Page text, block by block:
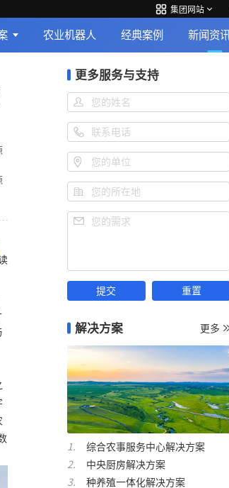
集团网站
农业机器人 经典案例 新闻资讯
更多服务与支持
您的姓名
联系电话
您的单位
您的所在地
您的需求
解决方案 更多
综合农事服务中心解决方案
中央厨房解决方案
种养殖一体化解决方案